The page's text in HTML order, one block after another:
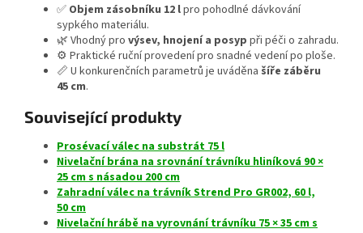
✅ Objem zásobníku 12 lpro pohodlné dávkování
sypkého materiálu.
🌿 Vhodný pro výsev, hnojení a posyp při péči o zahradu.
⚙️ Praktické ruční provedení pro snadné vedení po ploše.
📏 U konkurenčních parametrů je uváděna šíře záběru
45 cm.
Související produkty
Prosévací válec na substrát 75 l
Nivelační brána na srovnání trávníku hliníková 90 ×
25 cm s násadou 200 cm
Zahradní válec na trávník Strend Pro GR002, 60 l,
50 cm
Nivelační hrábě na vyrovnání trávníku 75 × 35 cm s